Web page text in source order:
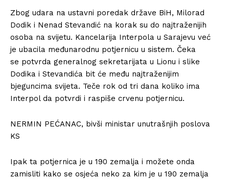
Zbog udara na ustavni poredak države BiH, Milorad
Dodik i Nenad Stevandić na korak su do najtraženijih
osoba na svijetu. Kancelarija Interpola u Sarajevu već
je ubacila međunarodnu potjernicu u sistem. Čeka
se potvrda generalnog sekretarijata u Lionu i slike
Dodika i Stevandića bit će među najtraženijim
bjeguncima svijeta. Teče rok od tri dana koliko ima
Interpol da potvrdi i raspiše crvenu potjernicu.
NERMIN PEĆANAC, bivši ministar unutrašnjih poslova
KS
Ipak ta potjernica je u 190 zemalja i možete onda
zamisliti kako se osjeća neko za kim je u 190 zemalja